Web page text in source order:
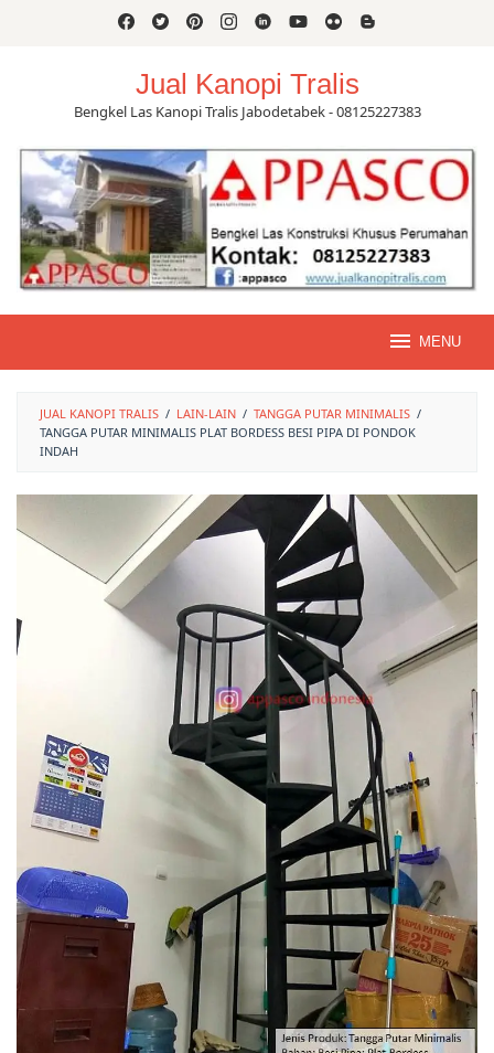
Jual Kanopi Tralis
Bengkel Las Kanopi Tralis Jabodetabek - 08125227383
MENU
JUAL KANOPI TRALIS / LAIN-LAIN / TANGGA PUTAR MINIMALIS /
TANGGA PUTAR MINIMALIS PLAT BORDESS BESI PIPA DI PONDOK
INDAH